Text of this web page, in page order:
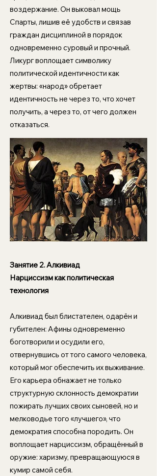
воздержание. Он выковал мощь
Спарты, лишив её удобств и связав
граждан дисциплиной в порядок
одновременно суровый и прочный.
Ликург воплощает символику
политической идентичности как
жертвы: «народ» обретает
идентичность не через то, что хочет
получить, а через то, от чего должен
отказаться.
Занятие 2.Алкивиад
Нарциссизм как политическая
технология
Алкивиад был блистателен, одарён и
губителен: Афины одновременно
боготворили и осудили его,
отвернувшись от того самого человека,
который мог обеспечить их выживание.
Его карьера обнажает не только
структурную склонность демократии
пожирать лучших своих сыновей, но и
мелководье того «лучшего», что
демократия способна породить. Он
воплощает нарциссизм, обращённый в
оружие: харизму, превращающуюся в
кумир самой себя.